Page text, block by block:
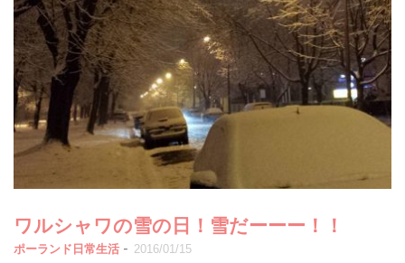
ワルシャワの雪の日！雪だーーー！！
ポーランド日常生活 - 2016/01/15